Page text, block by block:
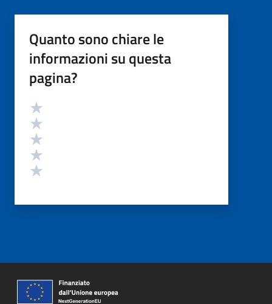
Quanto sono chiare le
informazioni su questa
pagina?
Valutazione